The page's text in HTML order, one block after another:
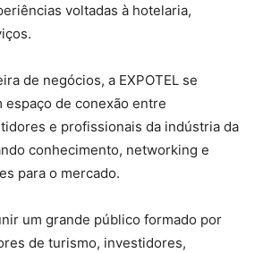
voltadas à hotelaria,
de negócios, a EXPOTEL se
espaço de conexão entre
e profissionais da indústria da
conhecimento, networking e
para o mercado.
um grande público formado por
de turismo, investidores,